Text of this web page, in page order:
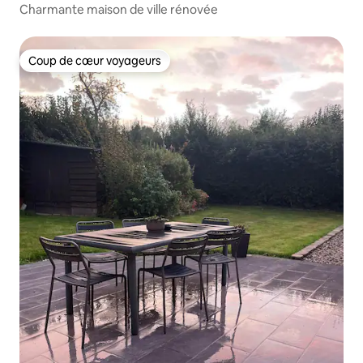
Charmante maison de ville rénovée
Coup de cœur voyageurs
Coup de cœur voyageurs